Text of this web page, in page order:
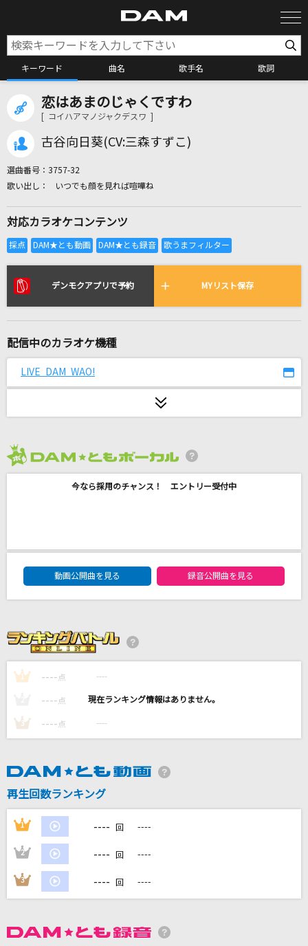
キーワード 曲名 歌手名 歌詞
カラオケ検索
カラオケ店舗検索
全国りれき
リアルタイムで歌われている曲の一覧
君にこの声が 届きますように
ビリヤニ
Mrs. GREEN APPLE
SixTONES
Soranji
Mrs. GREEN APPLE
[生音]星座になれたら
Saucy Dog
カラオケ最新情報をチェック！
恋はあまのじゃくですわ
[ コイハアマノジャクデスワ ]
古谷向日葵(CV:三森すずこ)
選曲番号： 3757-32
いつでも顔を見れば喧嘩ね
対応カラオケコンテンツ
デンモクアプリで予約 MYリスト保存
配信中のカラオケ機種
LIVE DAM WAO!
今なら採用のチャンス！ エントリー受付中
DAM★ともボーカルエントリーランキング
動画公開曲を見る
録音公開曲を見る
1 ---- 点 ----
---- 点 ----
3 ---- 点 ----
再生回数ランキング
1 ---- 回 ----
2 ---- 回 ----
3 ---- 回 ----